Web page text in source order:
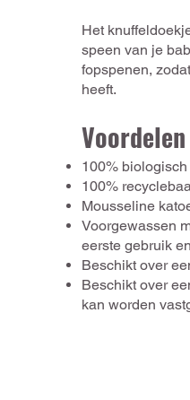
Het
speen van je
fopspenen,
heeft.
100% biologisch
100%
Mousseline
Voorgewassen
eerste gebruik
Beschikt over
Beschikt over
kan worden